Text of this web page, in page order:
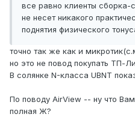
все равно клиенты сборка-
не несет никакого
поднятия физического
точно так же как и
но это не повод покупать ТП-
В солянке N-класса UBNT
По поводу AirView -- ну что Вам
полная Ж?